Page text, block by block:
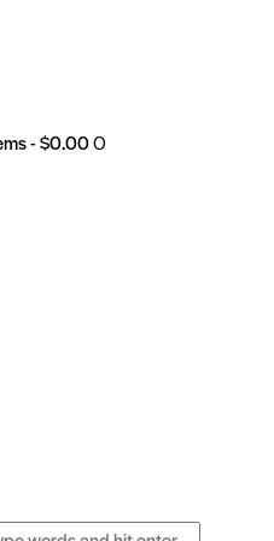
-$0.000